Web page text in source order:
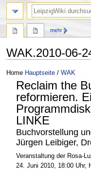
WAK.2010-06-
Zur
Navigation
springen
Zur
Suche
springen
Home Hauptseite/ WAK
Reclaim the
reformieren.
LINKE
Buchvorstellung
Jürgen Leibiger,
Veranstaltung der Rosa-
24. Juni 2010, 18:00 Uhr,
mehr